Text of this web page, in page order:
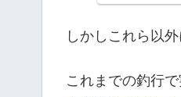
しかしこれら以
これまでの釣行